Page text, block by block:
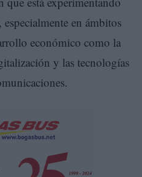
en ámbitos
económico como la
y las tecnologías